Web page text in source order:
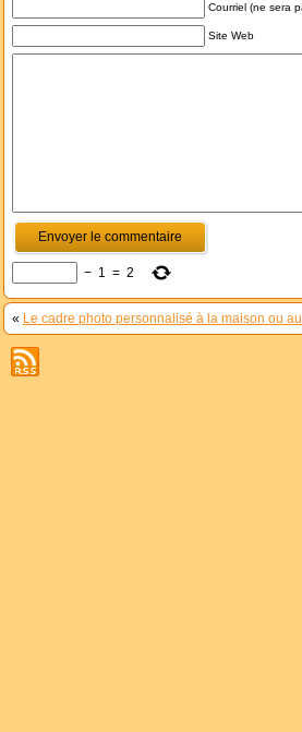
Courriel (ne sera
Site Web
− 1 = 2
« Le cadre photo personnalisé à la maison ou